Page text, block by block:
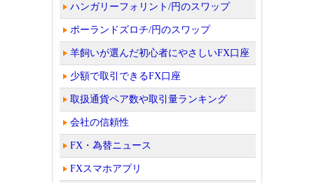
ハンガリーフォリント/円のスワップ
ポーランドズロチ/円のスワップ
羊飼いが選んだ初心者にやさしいFX口座
少額で取引できるFX口座
取扱通貨ペア数や取引量ランキング
会社の信頼性
FX・為替ニュース
FXスマホアプリ